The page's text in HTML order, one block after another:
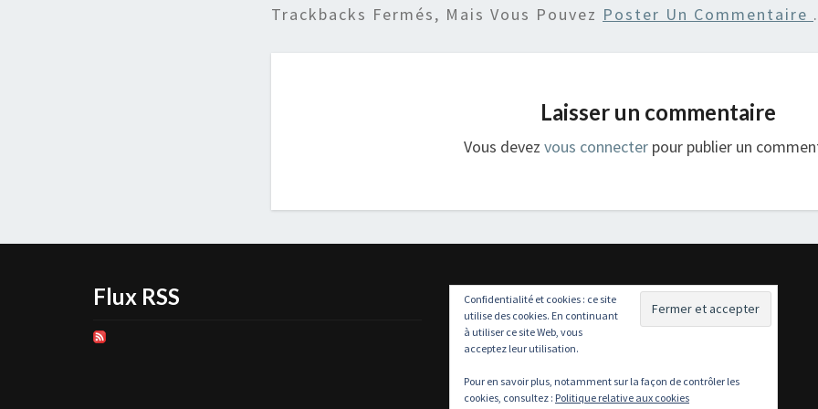
Trackbacks Fermés, Mais Vous Pouvez Poster Un Commentaire .
Laisser un commentaire
Vous devezvous connecter pour publier un
Flux RSS
Confidentialité et cookies : ce site
utilise des cookies. En continuant
à utiliser ce site Web, vous
acceptez leur utilisation.
Pour en savoir plus, notamment sur la façon de contrôler les
cookies, consultez : Politique relative aux cookies